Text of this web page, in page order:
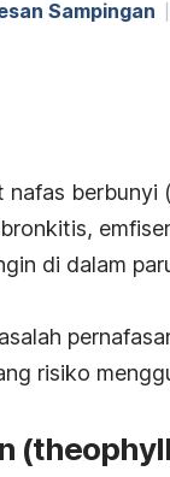
Sampingan
berbunyi
di dalam
risiko